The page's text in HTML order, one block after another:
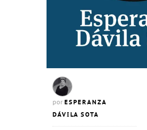
por ESPERANZA
DÁVILA SOTA